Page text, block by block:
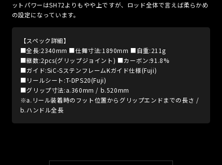
ットパワーはSH72よりもやや上ですが、ロッド全体で言えば柔らかめ
の設定になっています。
【スペック詳細】
■全長:2340mm ■仕舞寸法:1890mm ■自重:211g
■継数:2pcs(グリップジョイント) ■カーボン:91.8%
■ガイド:SiC-SステンフレームKガイド仕様(Fuji)
■リールシート:T-DPS20(Fuji)
■グリップ寸法:a.360mm / b.520mm
※a.リール装着時のフット位置からグリップエンドまでの長さ /
b.ハンドル全長